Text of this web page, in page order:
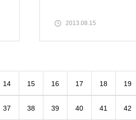
2013.08.15
14 15 16 17 18 19
37 38 39 40 41 42